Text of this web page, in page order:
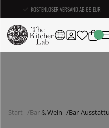
KOSTENLOSER VERSAND AB 69 EUR
Start Bar & Wein Bar-